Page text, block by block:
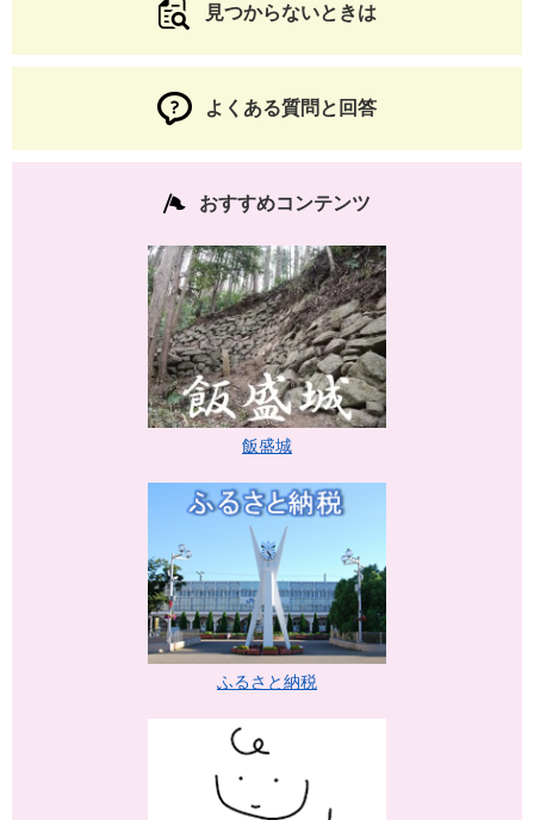
見つからないときは
よくある質問と回答
おすすめコンテンツ
飯盛城
ふるさと納税